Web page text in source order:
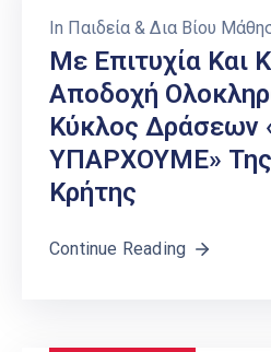
In Παιδεία & Δια Βίου
Με Επιτυχία Και
Αποδοχή
Κύκλος Δράσεων
ΥΠΑΡΧΟΥΜΕ» Της
Κρήτης
Continue Reading